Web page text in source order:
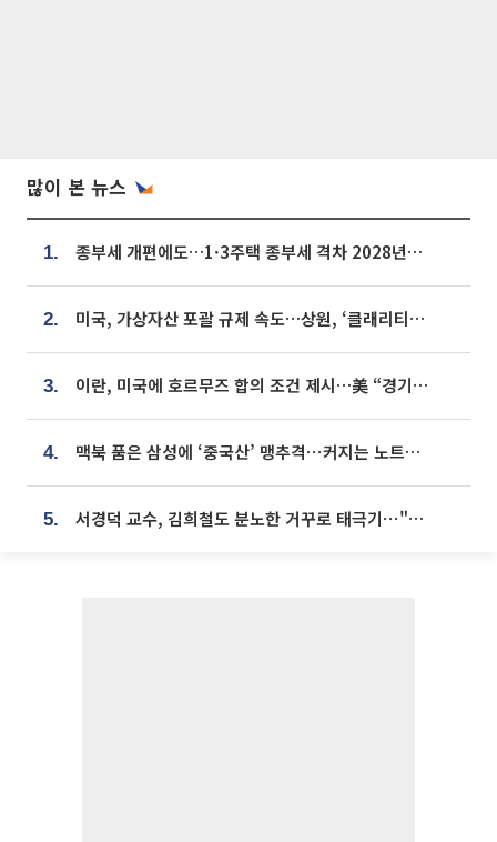
많이 본 뉴스
1. 종부세 개편에도…1·3주택 종부세 격차 2028년부터 확대
2. 미국, 가상자산 포괄 규제 속도…상원, ‘클래리티법’ 9월 절차투표 추진
3. 이란, 미국에 호르무즈 합의 조건 제시…美 “경기 아직 안 끝나” [종합]
4. 맥북 품은 삼성에 ‘중국산’ 맹추격⋯커지는 노트북 OLED 시장
5. 서경덕 교수, 김희철도 분노한 거꾸로 태극기⋯"엉터리는 아냐, 아쉬울 뿐"